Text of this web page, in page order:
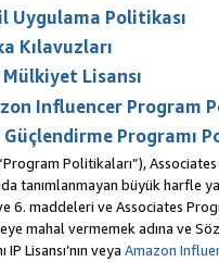
Uygulama Politikası
Kılavuzları
Lisansı
Influencer Program
Programı
Politikaları”),
tanımlanmayan büyük harfle
6. maddeleri ve Associates
mahal vermemek adına ve
Lisansı’nın veya Amazon